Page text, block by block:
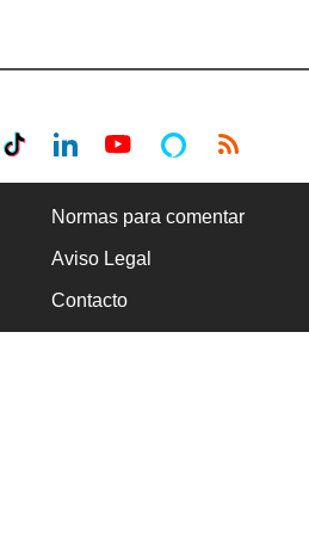
Normas para comentar
Aviso Legal
Contacto